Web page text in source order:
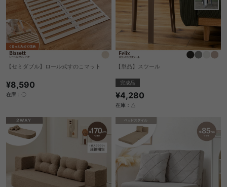
【セミダブル】ロール式すのこマット
¥8,590
在庫：〇
【単品】スツール
完成品
¥4,280
在庫：△